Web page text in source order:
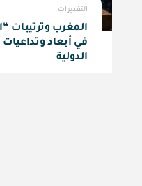
التقديرات
المغرب وترتيبات
في أبعاد
الدولية